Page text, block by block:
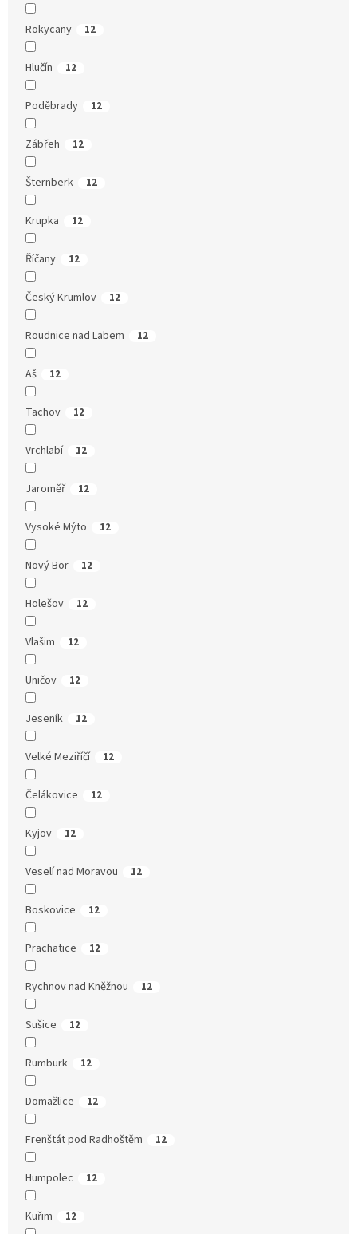
Rokycany 12
Hlučín 12
Poděbrady 12
Zábřeh 12
Šternberk 12
Krupka 12
Říčany 12
Český Krumlov 12
Roudnice nad Labem 12
Aš 12
Tachov 12
Vrchlabí 12
Jaroměř 12
Vysoké Mýto 12
Nový Bor 12
Holešov 12
Vlašim 12
Uničov 12
Jeseník 12
Velké Meziříčí 12
Čelákovice 12
Kyjov 12
Veselí nad Moravou 12
Boskovice 12
Prachatice 12
Rychnov nad Kněžnou 12
Sušice 12
Rumburk 12
Domažlice 12
Frenštát pod Radhoštěm 12
Humpolec 12
Kuřim 12